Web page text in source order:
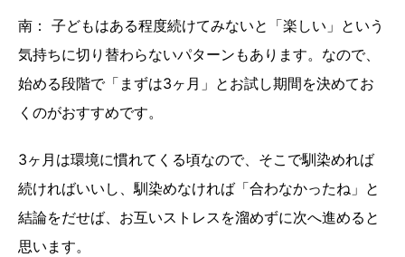
南： 子どもはある程度続けてみないと「楽しい」という
気持ちに切り替わらないパターンもあります。なので、
始める段階で「まずは3ヶ月」とお試し期間を決めてお
くのがおすすめです。
3ヶ月は環境に慣れてくる頃なので、そこで馴染めれば
続ければいいし、馴染めなければ「合わなかったね」と
結論をだせば、お互いストレスを溜めずに次へ進めると
思います。